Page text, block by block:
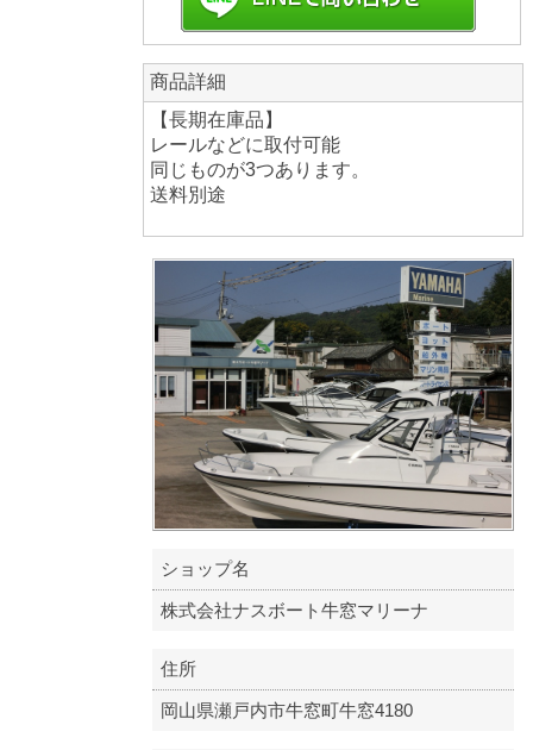
商品詳細
【長期在庫品】
レールなどに取付可能
同じものが3つあります。
送料別途
ショップ名
株式会社ナスボート牛窓マリーナ
住所
岡山県瀬戸内市牛窓町牛窓4180